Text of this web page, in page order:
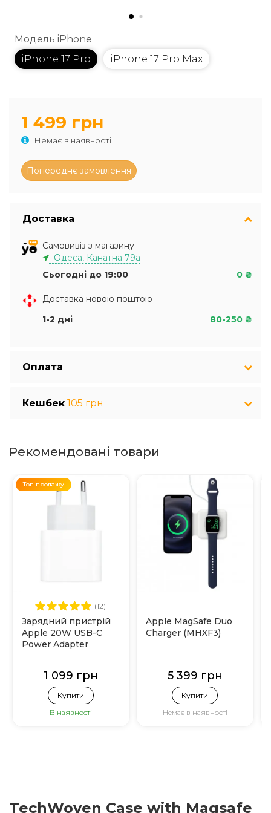
Модель iPhone
iPhone 17 Pro
iPhone 17 Pro Max
1 499 грн
Немає в наявності
Доставка
Самовивіз з магазину
Одеса, Канатна 79а
Сьогодні до 19:00
0 ₴
Доставка новою поштою
1-2 дні
80-250 ₴
Оплата
Кешбек 105 грн
Рекомендовані товари
Топ продажу
(12)
Зарядний пристрій
Apple 20W USB-C
Power Adapter
1 099 грн
Купити
В наявності
Apple MagSafe Duo
Charger (MHXF3)
5 399 грн
Купити
Немає в наявності
TechWoven Case with Magsafe